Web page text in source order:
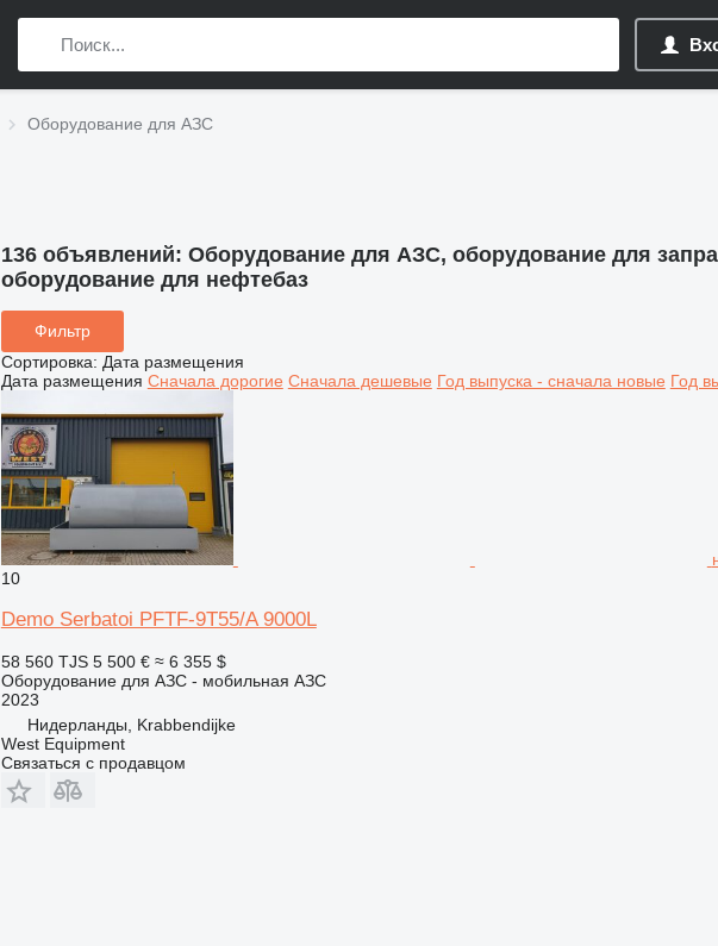
Оборудование для АЗС
136 объявлений: Оборудование для АЗС, оборудование для
оборудование для нефтебаз
Фильтр
Сортировка: Дата размещения
Дата размещения Сначала дорогие Сначала дешевые Год выпуска - сначала новые Год
10
Demo Serbatoi PFTF-9T55/A 9000L
58 560 TJS 5 500 € ≈ 6 355 $
Оборудование для АЗС - мобильная АЗС
2023
Нидерланды, Krabbendijke
West Equipment
Связаться с продавцом